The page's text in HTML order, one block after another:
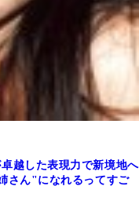
越した表現力で新境地へ
さん"になれるってすご